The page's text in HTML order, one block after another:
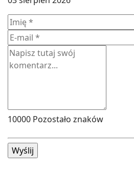
10000 Pozostało znaków
Wyślij